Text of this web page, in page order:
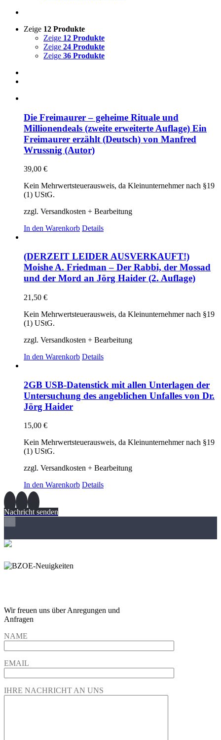
Zeige 12 Produkte
Zeige 12 Produkte
Zeige 24 Produkte
Zeige 36 Produkte
Die Freimaurer – geheime Rituale und
Millionendeals (zweite erweiterte Auflage) Ein
Freimaurer erzählt (Deutsch) von Manfred
Wrussnig (Autor)
39,00 €
Kein Mehrwertsteuerausweis, da Kleinunternehmer nach §19
(1) UStG.
zzgl. Versandkosten + Bearbeitung
In den Warenkorb Details
(DERZEIT LEIDER AUSVERKAUFT!)
Moishe A. Friedman – Der Rabbi, der Mossad
und der Mord an Jörg Haider (2. Auflage)
21,50 €
Kein Mehrwertsteuerausweis, da Kleinunternehmer nach §19
(1) UStG.
zzgl. Versandkosten + Bearbeitung
In den Warenkorb Details
2GB USB-Datenstick mit allen Unterlagen der
Untersuchung des angeblichen Unfalles von Dr.
Jörg Haider
15,00 €
Kein Mehrwertsteuerausweis, da Kleinunternehmer nach §19
(1) UStG.
zzgl. Versandkosten + Bearbeitung
In den Warenkorb Details
Nachricht senden
Wir freuen uns über Anregungen und
Anfragen
NAME
EMAIL
IHRE NACHRICHT AN UNS